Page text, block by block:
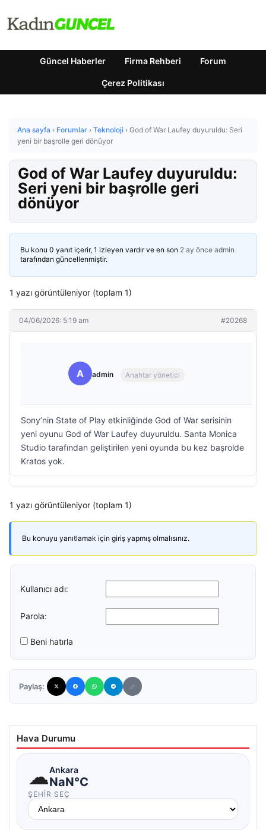
Güncel Haberler Firma Rehberi Forum
Çerez Politikası
Ana sayfa › Forumlar › Teknoloji › God of War Laufey duyuruldu: Seri
yeni bir başrolle geri dönüyor
God of War Laufey duyuruldu:
Seri yeni bir başrolle geri
dönüyor
Bu konu 0 yanıt içerir, 1 izleyen vardır ve en son 2 ay önce admin
tarafından güncellenmiştir.
1 yazı görüntüleniyor (toplam 1)
04/06/2026: 5:19 am #20268
A admin Anahtar yönetici
Sony’nin State of Play etkinliğinde God of War serisinin
yeni oyunu God of War Laufey duyuruldu. Santa Monica
Studio tarafından geliştirilen yeni oyunda bu kez başrolde
Kratos yok.
1 yazı görüntüleniyor (toplam 1)
Bu konuyu yanıtlamak için giriş yapmış olmalısınız.
Kullanıcı adı:
Parola:
Beni hatırla
Paylaş:
Hava Durumu
☁Ankara
NaN°C
ŞEHIR SEÇ